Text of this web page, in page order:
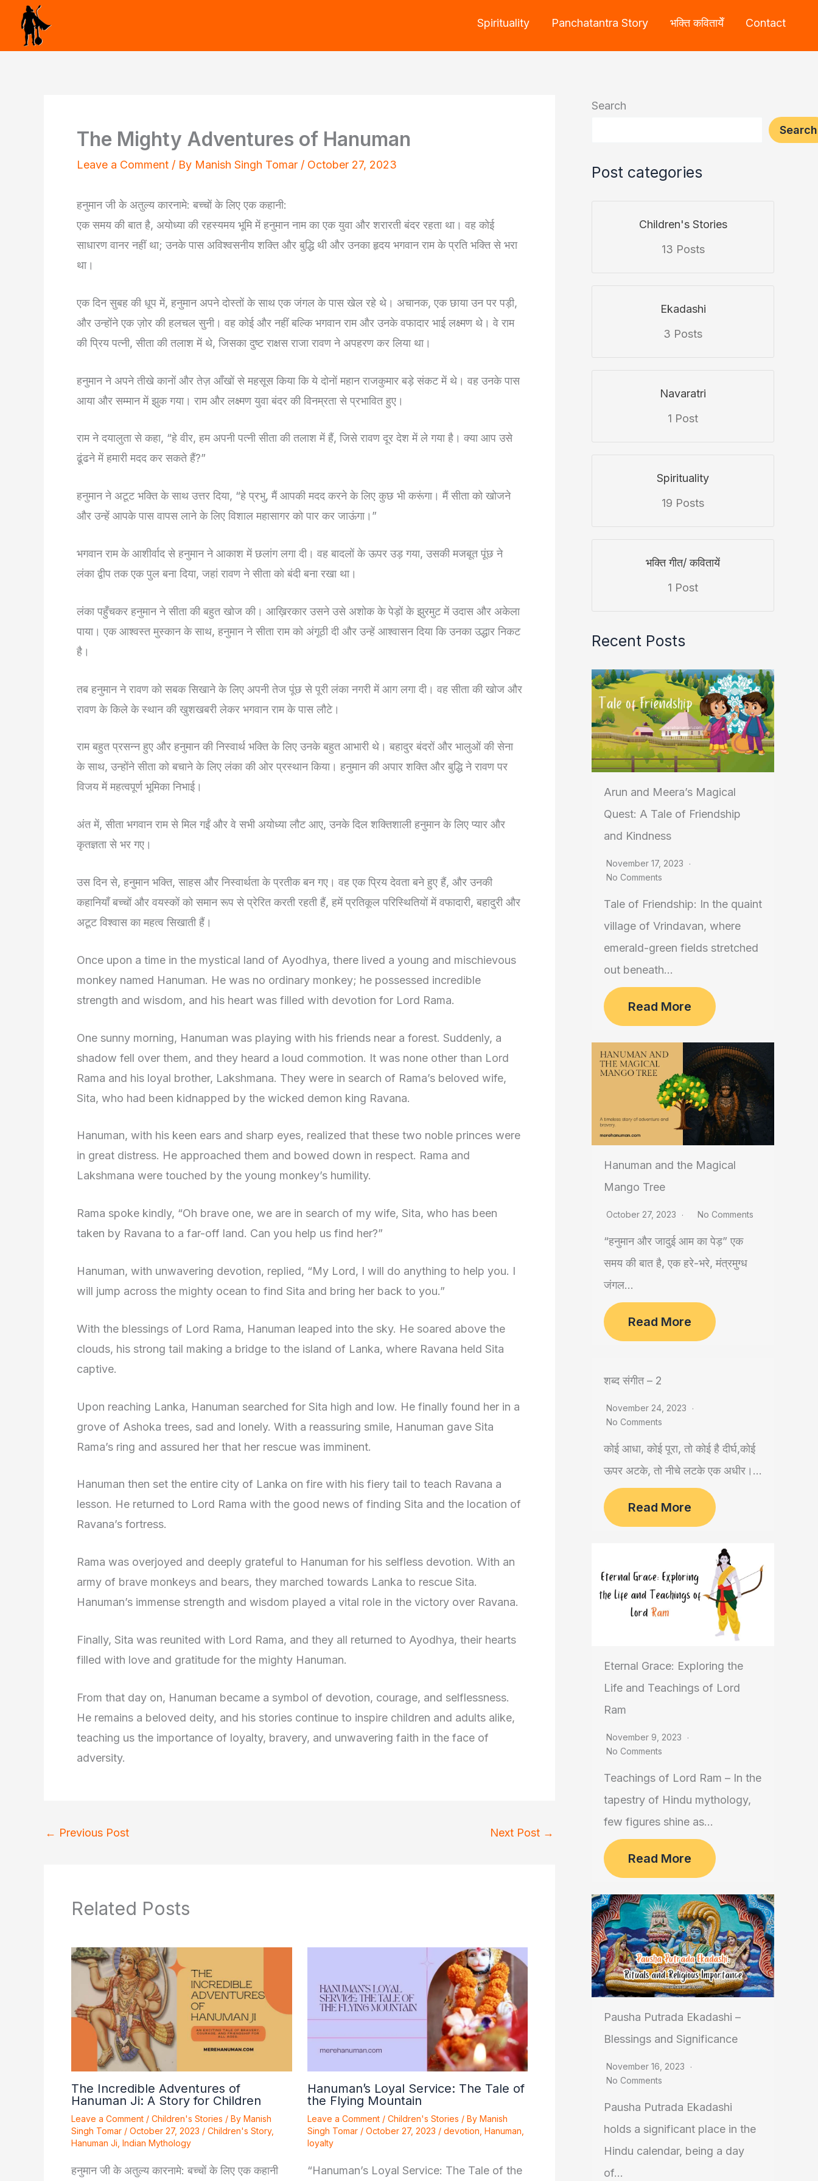
content
Spirituality Panchatantra Story भक्ति कवितायेँ Contact
The Mighty Adventures of Hanuman
Leave a Comment / By Manish Singh Tomar / October 27, 2023
हनुमान जी के अतुल्य कारनामे: बच्चों के लिए एक कहानी:
एक समय की बात है, अयोध्या की रहस्यमय भूमि में हनुमान नाम का एक युवा और शरारती बंदर रहता था। वह कोई
साधारण वानर नहीं था; उनके पास अविश्वसनीय शक्ति और बुद्धि थी और उनका हृदय भगवान राम के प्रति भक्ति से भरा
था।
एक दिन सुबह की धूप में, हनुमान अपने दोस्तों के साथ एक जंगल के पास खेल रहे थे। अचानक, एक छाया उन पर पड़ी,
और उन्होंने एक ज़ोर की हलचल सुनी। वह कोई और नहीं बल्कि भगवान राम और उनके वफादार भाई लक्ष्मण थे। वे राम
की प्रिय पत्नी, सीता की तलाश में थे, जिसका दुष्ट राक्षस राजा रावण ने अपहरण कर लिया था।
हनुमान ने अपने तीखे कानों और तेज़ आँखों से महसूस किया कि ये दोनों महान राजकुमार बड़े संकट में थे। वह उनके पास
आया और सम्मान में झुक गया। राम और लक्ष्मण युवा बंदर की विनम्रता से प्रभावित हुए।
राम ने दयालुता से कहा, “हे वीर, हम अपनी पत्नी सीता की तलाश में हैं, जिसे रावण दूर देश में ले गया है। क्या आप उसे
ढूंढने में हमारी मदद कर सकते हैं?”
हनुमान ने अटूट भक्ति के साथ उत्तर दिया, “हे प्रभु, मैं आपकी मदद करने के लिए कुछ भी करूंगा। मैं सीता को खोजने
और उन्हें आपके पास वापस लाने के लिए विशाल महासागर को पार कर जाऊंगा।”
भगवान राम के आशीर्वाद से हनुमान ने आकाश में छलांग लगा दी। वह बादलों के ऊपर उड़ गया, उसकी मजबूत पूंछ ने
लंका द्वीप तक एक पुल बना दिया, जहां रावण ने सीता को बंदी बना रखा था।
लंका पहुँचकर हनुमान ने सीता की बहुत खोज की। आख़िरकार उसने उसे अशोक के पेड़ों के झुरमुट में उदास और अकेला
पाया। एक आश्वस्त मुस्कान के साथ, हनुमान ने सीता राम को अंगूठी दी और उन्हें आश्वासन दिया कि उनका उद्धार निकट
है।
तब हनुमान ने रावण को सबक सिखाने के लिए अपनी तेज पूंछ से पूरी लंका नगरी में आग लगा दी। वह सीता की खोज और
रावण के किले के स्थान की खुशखबरी लेकर भगवान राम के पास लौटे।
राम बहुत प्रसन्न हुए और हनुमान की निस्वार्थ भक्ति के लिए उनके बहुत आभारी थे। बहादुर बंदरों और भालुओं की सेना
के साथ, उन्होंने सीता को बचाने के लिए लंका की ओर प्रस्थान किया। हनुमान की अपार शक्ति और बुद्धि ने रावण पर
विजय में महत्वपूर्ण भूमिका निभाई।
अंत में, सीता भगवान राम से मिल गईं और वे सभी अयोध्या लौट आए, उनके दिल शक्तिशाली हनुमान के लिए प्यार और
कृतज्ञता से भर गए।
उस दिन से, हनुमान भक्ति, साहस और निस्वार्थता के प्रतीक बन गए। वह एक प्रिय देवता बने हुए हैं, और उनकी
कहानियाँ बच्चों और वयस्कों को समान रूप से प्रेरित करती रहती हैं, हमें प्रतिकूल परिस्थितियों में वफादारी, बहादुरी और
अटूट विश्वास का महत्व सिखाती हैं।
Once upon a time in the mystical land of Ayodhya, there lived a young and mischievous
monkey named Hanuman. He was no ordinary monkey; he possessed incredible
strength and wisdom, and his heart was filled with devotion for Lord Rama.
One sunny morning, Hanuman was playing with his friends near a forest. Suddenly, a
shadow fell over them, and they heard a loud commotion. It was none other than Lord
Rama and his loyal brother, Lakshmana. They were in search of Rama’s beloved wife,
Sita, who had been kidnapped by the wicked demon king Ravana.
Hanuman, with his keen ears and sharp eyes, realized that these two noble princes were
in great distress. He approached them and bowed down in respect. Rama and
Lakshmana were touched by the young monkey’s humility.
Rama spoke kindly, “Oh brave one, we are in search of my wife, Sita, who has been
taken by Ravana to a far-off land. Can you help us find her?”
Hanuman, with unwavering devotion, replied, “My Lord, I will do anything to help you. I
will jump across the mighty ocean to find Sita and bring her back to you.”
With the blessings of Lord Rama, Hanuman leaped into the sky. He soared above the
clouds, his strong tail making a bridge to the island of Lanka, where Ravana held Sita
captive.
Upon reaching Lanka, Hanuman searched for Sita high and low. He finally found her in a
grove of Ashoka trees, sad and lonely. With a reassuring smile, Hanuman gave Sita
Rama’s ring and assured her that her rescue was imminent.
Hanuman then set the entire city of Lanka on fire with his fiery tail to teach Ravana a
lesson. He returned to Lord Rama with the good news of finding Sita and the location of
Ravana’s fortress.
Rama was overjoyed and deeply grateful to Hanuman for his selfless devotion. With an
army of brave monkeys and bears, they marched towards Lanka to rescue Sita.
Hanuman’s immense strength and wisdom played a vital role in the victory over Ravana.
Finally, Sita was reunited with Lord Rama, and they all returned to Ayodhya, their hearts
filled with love and gratitude for the mighty Hanuman.
From that day on, Hanuman became a symbol of devotion, courage, and selflessness.
He remains a beloved deity, and his stories continue to inspire children and adults alike,
teaching us the importance of loyalty, bravery, and unwavering faith in the face of
adversity.
← Previous Post Next Post →
Related Posts
The Incredible Adventures of
Hanuman Ji: A Story for Children
Leave a Comment / Children's Stories / By Manish
Singh Tomar / October 27, 2023 / Children's Story,
Hanuman Ji Indian Mythology
हनुमान जी के अतुल्य कारनामे: बच्चों के लिए एक कहानी
Hanuman’s Loyal Service: The Tale of
the Flying Mountain
Leave a Comment / Children's Stories / By Manish
Singh Tomar / October 27, 2023 / devotion Hanuman
loyalty
“Hanuman’s Loyal Service: The Tale of the
Search
Search
Post categories
Children's Stories
13 Posts
Ekadashi
3 Posts
Navaratri
1 Post
Spirituality
19 Posts
भक्ति गीत/ कवितायें
1 Post
Recent Posts
Arun and Meera’s Magical
Quest: A Tale of Friendship
and Kindness
November 17, 2023
No Comments
Tale of Friendship: In the quaint
village of Vrindavan, where
emerald-green fields stretched
out beneath...
Read More
Hanuman and the Magical
Mango Tree
October 27, 2023 No Comments
“हनुमान और जादुई आम का पेड़” एक
समय की बात है, एक हरे-भरे, मंत्रमुग्ध
जंगल...
Read More
शब्द संगीत – 2
November 24, 2023
No Comments
कोई आधा, कोई पूरा, तो कोई है दीर्घ,कोई
ऊपर अटके, तो नीचे लटके एक अधीर।...
Read More
Eternal Grace: Exploring the
Life and Teachings of Lord
Ram
November 9, 2023
No Comments
Teachings of Lord Ram – In the
tapestry of Hindu mythology,
few figures shine as...
Read More
Pausha Putrada Ekadashi –
Blessings and Significance
November 16, 2023
No Comments
Pausha Putrada Ekadashi
holds a significant place in the
Hindu calendar, being a day
of...